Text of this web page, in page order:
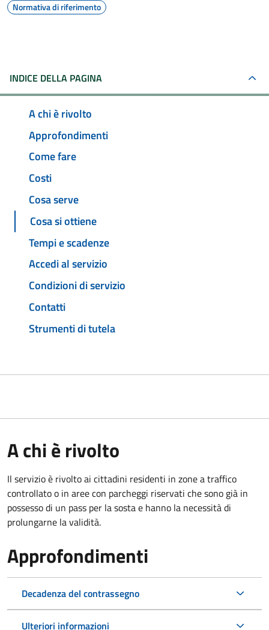
Normativa di riferimento
INDICE DELLA PAGINA
A chi è rivolto
Approfondimenti
Come fare
Costi
Cosa serve
Cosa si ottiene
Tempi e scadenze
Accedi al servizio
Condizioni di servizio
Contatti
Strumenti di tutela
A chi è rivolto
Il servizio è rivolto ai cittadini residenti in zone a traffico
controllato o in aree con parcheggi riservati che sono già in
possesso di un pass per la sosta e hanno la necessità di
prolungarne la validità.
Approfondimenti
Decadenza del contrassegno
Ulteriori informazioni